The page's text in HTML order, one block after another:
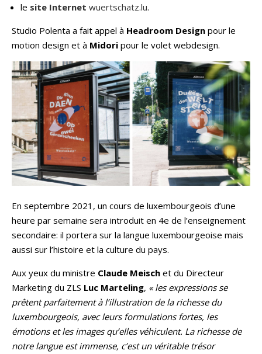
le site Internet wuertschatz.lu.
Studio Polenta a fait appel à Headroom Design pour le
motion design et à Midori pour le volet webdesign.
En septembre 2021, un cours de luxembourgeois d’une
heure par semaine sera introduit en 4e de l’enseignement
secondaire: il portera sur la langue luxembourgeoise mais
aussi sur l’histoire et la culture du pays.
Aux yeux du ministre Claude Meisch et du Directeur
Marketing du ZLS Luc Marteling, « les expressions se
prêtent parfaitement à l’illustration de la richesse du
luxembourgeois, avec leurs formulations fortes, les
émotions et les images qu’elles véhiculent. La richesse de
notre langue est immense, c’est un véritable trésor